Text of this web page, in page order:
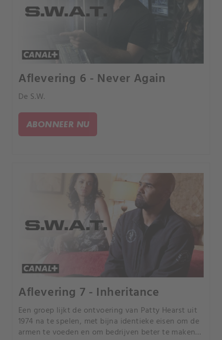
Aflevering 6 - Never Again
De S.W.
ABONNEER NU
Aflevering 7 - Inheritance
Een groep lijkt de ontvoering van Patty Hearst uit
1974 na te spelen, met bijna identieke eisen om de
armen te voeden en om bedrijven beter te maken